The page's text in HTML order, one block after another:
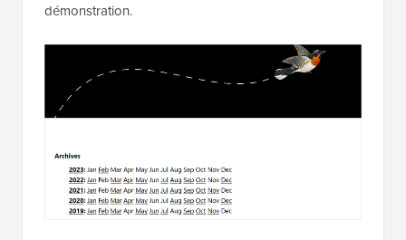
démonstration.